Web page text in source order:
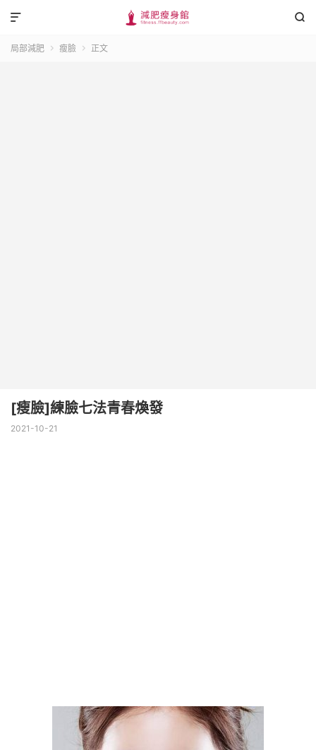


局部減肥  瘦臉  正文
[瘦臉]練臉七法青春煥發
2021-10-21